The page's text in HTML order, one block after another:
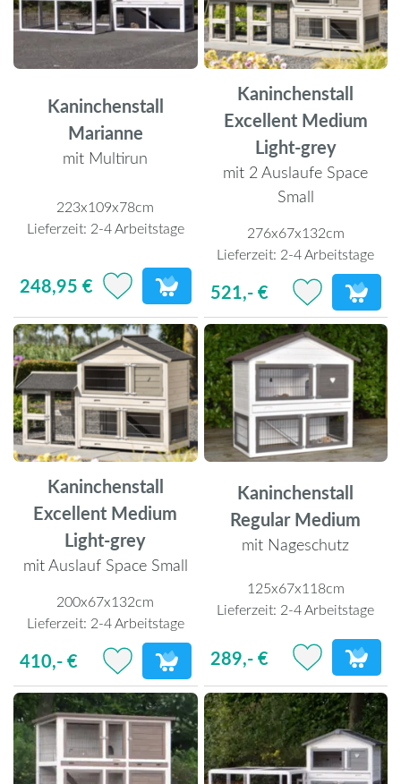
Kaninchenstall
Marianne
mit Multirun
223x109x78cm
Lieferzeit: 2-4 Arbeitstage
248,95 €
Kaninchenstall
Excellent Medium
Light-grey
mit 2 Auslaufe Space
Small
276x67x132cm
Lieferzeit: 2-4 Arbeitstage
521,- €
Kaninchenstall
Excellent Medium
Light-grey
mit Auslauf Space Small
200x67x132cm
Lieferzeit: 2-4 Arbeitstage
410,- €
Kaninchenstall
Regular Medium
mit Nageschutz
125x67x118cm
Lieferzeit: 2-4 Arbeitstage
289,- €